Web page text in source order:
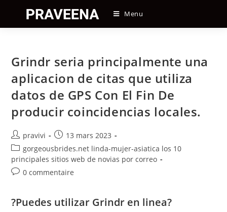
content
Menu
Grindr seri­a principalmente una
aplicacion de citas que utiliza
datos de GPS Con El Fin De
producir coincidencias locales.
Auteur/autrice
de
la
publication :
pravivi
Post
published:
13 mars 2023
Post
category:
gorgeousbrides.net linda-mujer-asiatica los 10
principales sitios web de novias por correo
Post0 commentaire
?Puedes utilizar Grindr en linea?